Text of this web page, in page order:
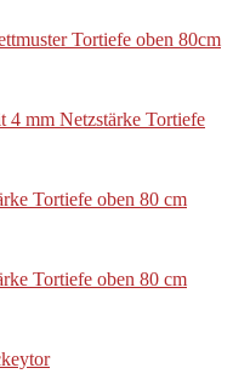
Tortiefe oben 80cm
4 mm Netzstärke Tortiefe
Tortiefe oben 80 cm
Tortiefe oben 80 cm